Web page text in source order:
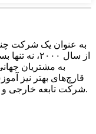
از سال
به مشتریان
شرکت تابعه خارجی و مزارع قارچ شخصی در سراسر جهان داریم.